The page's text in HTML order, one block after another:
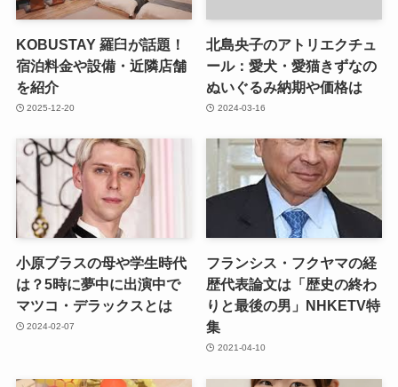
KOBUSTAY 羅臼が話題！
宿泊料金や設備・近隣店舗
を紹介
2025-12-20
北島央子のアトリエクチュ
ール：愛犬・愛猫きずなの
ぬいぐるみ納期や価格は
2024-03-16
小原ブラスの母や学生時代
は？5時に夢中に出演中で
マツコ・デラックスとは
2024-02-07
フランシス・フクヤマの経
歴代表論文は「歴史の終わ
りと最後の男」NHKETV特
集
2021-04-10